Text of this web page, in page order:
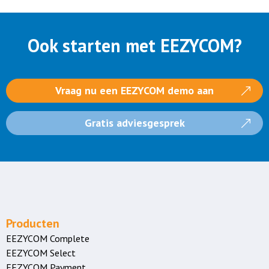
Ook starten met EEZYCOM?
Vraag nu een EEZYCOM demo aan
Gratis adviesgesprek
Producten
EEZYCOM Complete
EEZYCOM Select